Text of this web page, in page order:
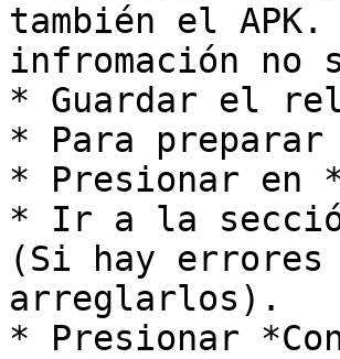
también el
infromación no
* Guardar el
* Para
* Presionar en
* Ir a la
(Si hay errores
arreglarlos).
* Presionar